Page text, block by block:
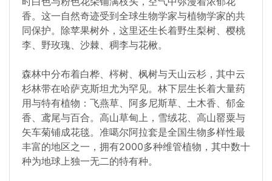
香。这一自然奇迹受到全球生物学家与植物学家的共
同保护。除苹果树外，这里还生长着野生梨树、樱桃
李、野玫瑰、沙棘、稠李与花楸。
森林中分布着白桦、梣树、枫树与天山云杉，其中云
杉林带在哈萨克斯坦尤为罕见。林下层生长着大量药
用与特有植物：飞燕草、阿多尼斯草、土木香、郁金
香、鸢尾与百合。高山草甸上，雪绒花、高山罂粟与
矢车菊铺成花毯。准噶尔阿拉套是全国生物多样性最
丰富的地区之一，拥有2000多种维管植物，其中数十
种为地球上独一无二的特有种。